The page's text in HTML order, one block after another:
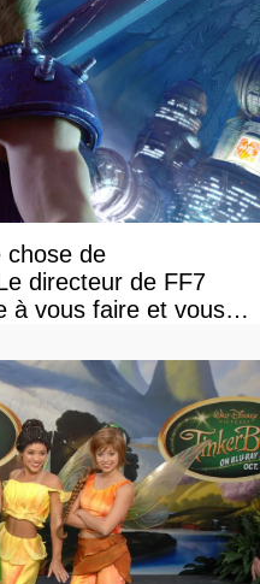
chose de
directeur de FF7
à vous faire et vous